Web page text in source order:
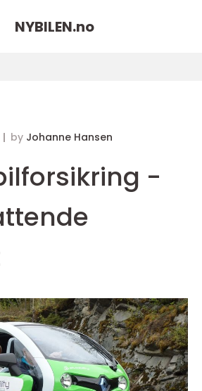
NYBILEN.no
by Johanne Hansen
-